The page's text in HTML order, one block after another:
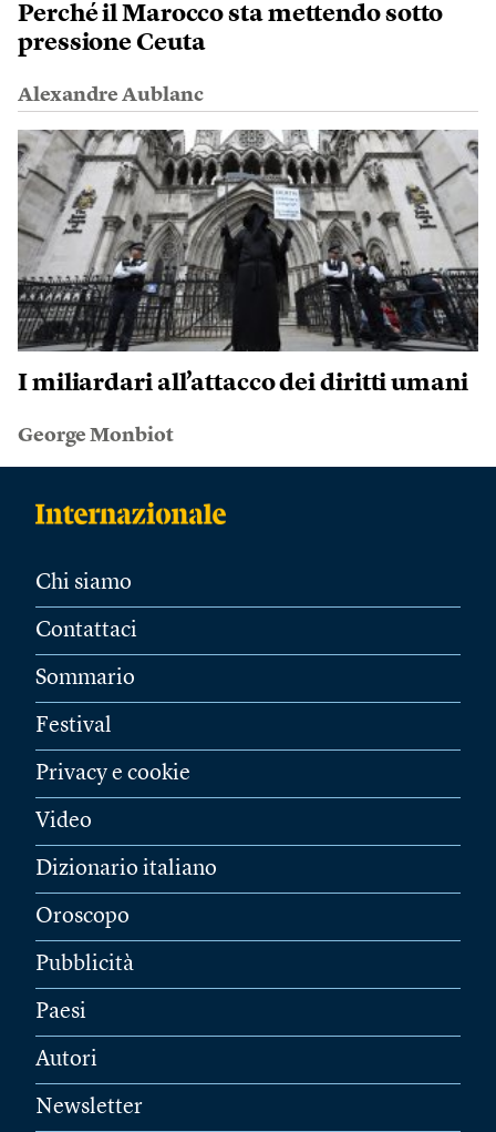
Perché il Marocco sta mettendo sotto
pressione Ceuta
Alexandre Aublanc
I miliardari all’attacco dei diritti umani
George Monbiot
Chi siamo
Contattaci
Sommario
Festival
Privacy e cookie
Video
Dizionario italiano
Oroscopo
Pubblicità
Paesi
Autori
Newsletter